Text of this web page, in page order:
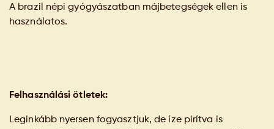
A brazil népi gyógyászatban májbetegségek ellen is
használatos.
Felhasználási ötletek:
Leginkább nyersen fogyasztjuk, de íze pirítva is